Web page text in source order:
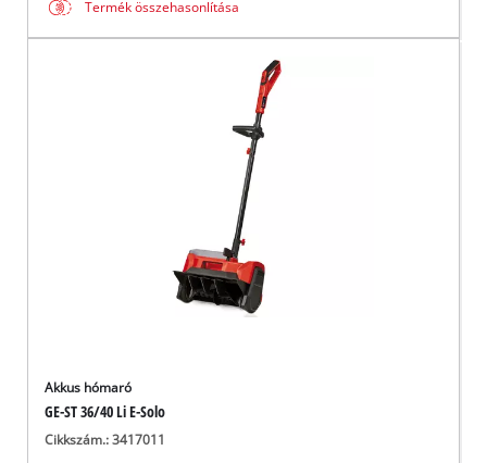
Termék összehasonlítása
Akkus hómaró
GE-ST 36/40 Li E-Solo
Cikkszám.: 3417011